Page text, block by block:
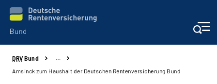
Beratung & Kontakt
DRV Bund
…
Amsinck zum Haushalt der Deutschen Rentenversicherung Bund